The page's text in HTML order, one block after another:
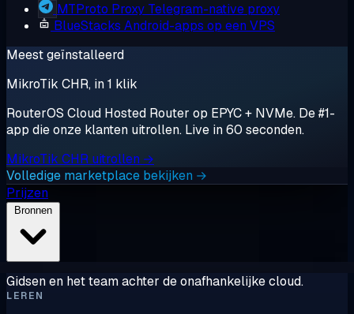
MTProto Proxy Telegram-native proxy
BlueStacks Android-apps op een VPS
Meest geïnstalleerd
MikroTik CHR, in 1 klik
RouterOS Cloud Hosted Router op EPYC + NVMe. De #1-
app die onze klanten uitrollen. Live in 60 seconden.
MikroTik CHR uitrollen →
Volledige marketplace bekijken →
Prijzen
Gidsen en het team achter de onafhankelijke cloud.
LEREN